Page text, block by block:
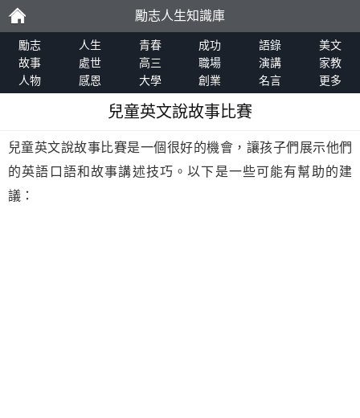
勵
志
勵志人生知識庫
勵志 人生 青春 成功 語錄
美文
故事
處世 高三 職場 演講
家教
人物
感恩 大學 創業 名言 更多
兒童英文說故事比賽
兒童英文說故事比賽是一個很好的機會，讓孩子們展示他們
的英語口語和故事講述技巧。以下是一些可能有幫助的建
議：